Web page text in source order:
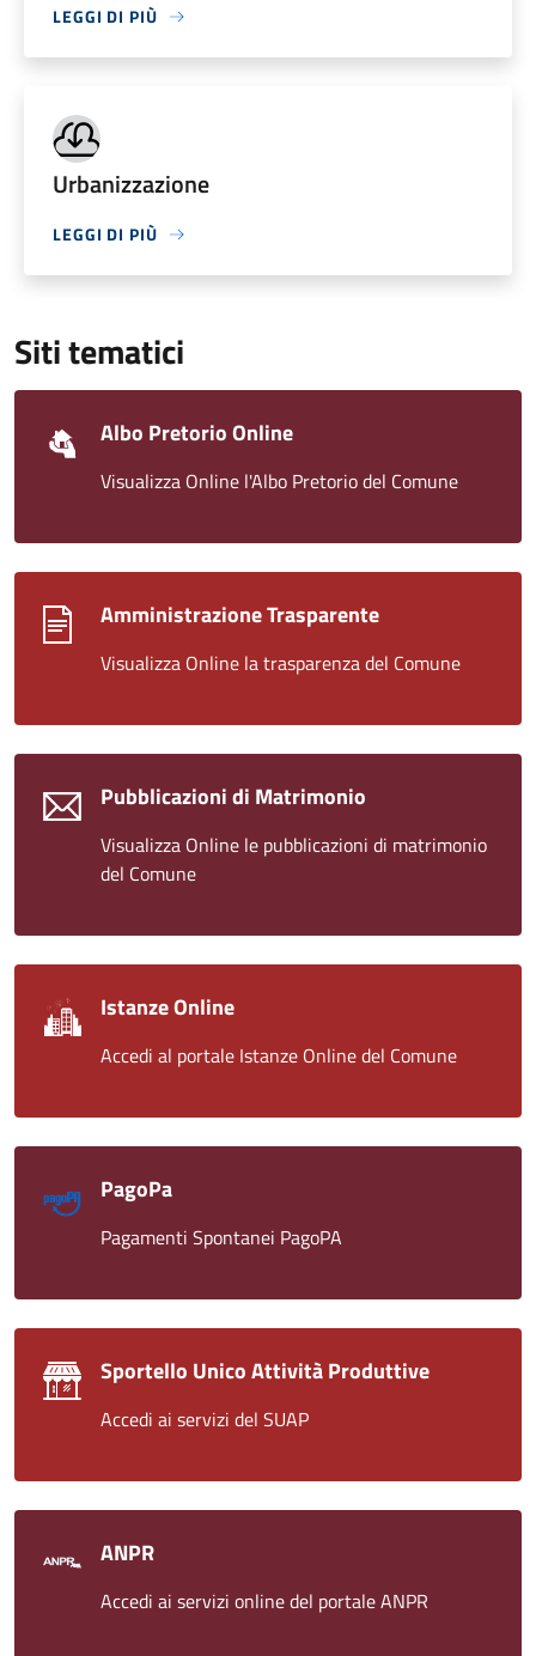
LEGGI DI PIÙ
Urbanizzazione
LEGGI DI PIÙ
Siti tematici
Albo Pretorio Online
Visualizza Online l'Albo Pretorio del Comune
Amministrazione Trasparente
Visualizza Online la trasparenza del Comune
Pubblicazioni di Matrimonio
Visualizza Online le pubblicazioni di matrimonio
del Comune
Istanze Online
Accedi al portale Istanze Online del Comune
PagoPa
Pagamenti Spontanei PagoPA
Sportello Unico Attività Produttive
Accedi ai servizi del SUAP
ANPR
Accedi ai servizi online del portale ANPR